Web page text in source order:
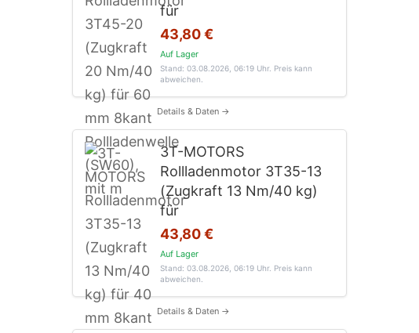
für
43,80 €
Auf Lager
Stand: 03.08.2026, 06:19 Uhr. Preis kann
abweichen.
Details & Daten →
3T-MOTORS
Rollladenmotor 3T35-13
(Zugkraft 13 Nm/40 kg)
für
43,80 €
Auf Lager
Stand: 03.08.2026, 06:19 Uhr. Preis kann
abweichen.
Details & Daten →